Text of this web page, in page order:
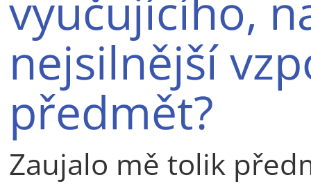
nejsilnější
předmět?
Zaujalo mě tolik